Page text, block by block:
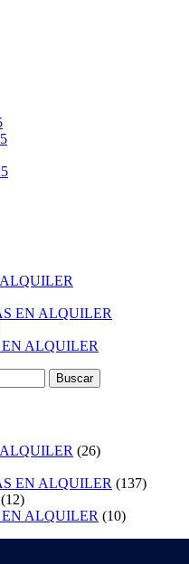
EN ALQUILER
ALQUILER
(26)
EN ALQUILER (137)
(12)
ALQUILER (10)